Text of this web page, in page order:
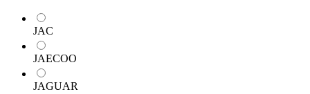
JAC
JAECOO
JAGUAR